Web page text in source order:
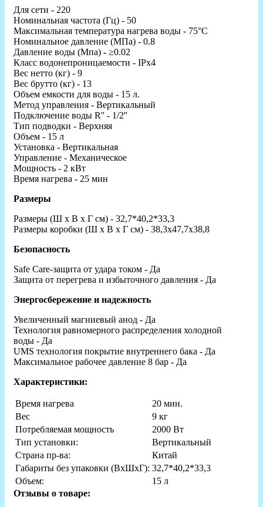
Для сети - 220
Номинальная частота (Гц) - 50
Максимальная температура нагрева воды - 75°C
Номинальное давление (МПа) - 0.8
Давление воды (Мпа) - ≥0.02
Класс водонепроницаемости - IPx4
Вес нетто (кг) - 9
Вес брутто (кг) - 13
Объем емкости для воды - 15 л.
Метод управления - Вертикальный
Подключение воды R'' - 1/2''
Тип подводки - Верхняя
Объем - 15 л
Установка - Вертикальная
Управление - Механическое
Мощность - 2 кВт
Время нагрева - 25 мин
Размеры
Размеры (Ш x В x Г см) - 32,7*40,2*33,3
Размеры коробки (Ш x В x Г см) - 38,3x47,7x38,8
Безопасность
Safe Care-защита от удара током - Да
Защита от перегрева и избыточного давления - Да
Энергосбережение и надежность
Увеличенный магниевый анод - Да
Технология равномерного распределения холодной
воды - Да
UMS технология покрытие внутреннего бака - Да
Максимальное рабочее давление 8 бар - Да
Характеристики:
Время нагрева
20 мин.
Вес
9 кг
Потребляемая мощность
2000 Вт
Тип установки:
Вертикальный
Страна пр-ва:
Китай
Габариты без упаковки (ВxШxГ): 32,7*40,2*33,3
Объем:
15 л
Отзывы о товаре: